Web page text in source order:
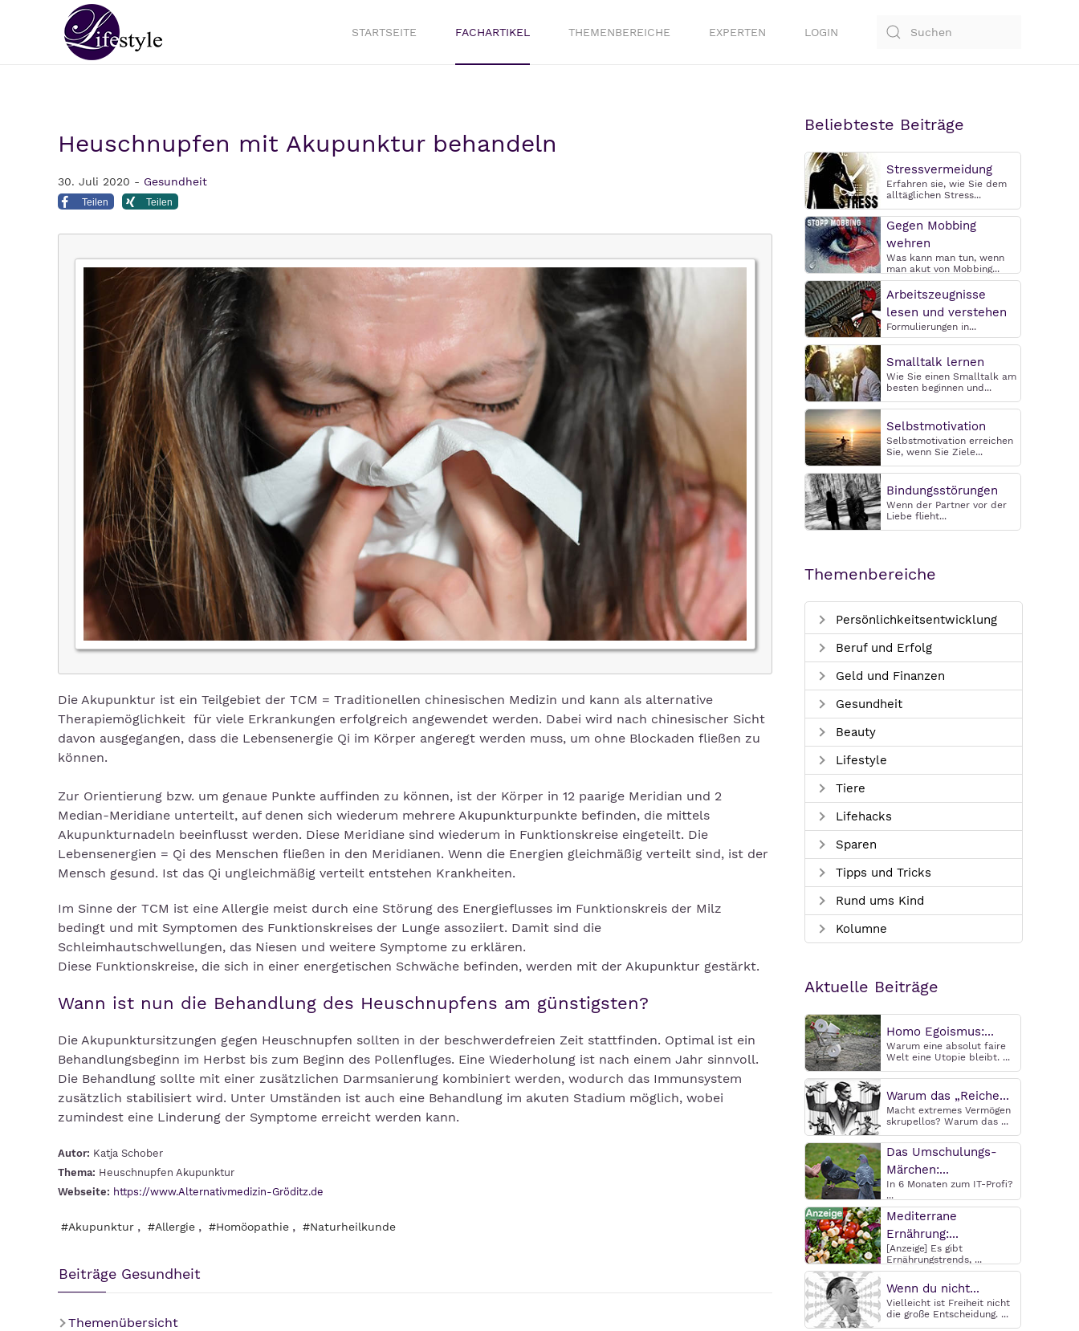
STARTSEITE FACHARTIKEL THEMENBEREICHE EXPERTEN LOGIN
Heuschnupfen mit Akupunktur behandeln
30. Juli 2020 - Gesundheit
Teilen Teilen
Die Akupunktur ist ein Teilgebiet der TCM = Traditionellen chinesischen Medizin und kann als alternative
Therapiemöglichkeit für viele Erkrankungen erfolgreich angewendet werden. Dabei wird nach chinesischer Sicht
davon ausgegangen, dass die Lebensenergie Qi im Körper angeregt werden muss, um ohne Blockaden fließen zu
können.
Zur Orientierung bzw. um genaue Punkte auffinden zu können, ist der Körper in 12 paarige Meridian und 2
Median-Meridiane unterteilt, auf denen sich wiederum mehrere Akupunkturpunkte befinden, die mittels
Akupunkturnadeln beeinflusst werden. Diese Meridiane sind wiederum in Funktionskreise eingeteilt. Die
Lebensenergien = Qi des Menschen fließen in den Meridianen. Wenn die Energien gleichmäßig verteilt sind, ist der
Mensch gesund. Ist das Qi ungleichmäßig verteilt entstehen Krankheiten.
Im Sinne der TCM ist eine Allergie meist durch eine Störung des Energieflusses im Funktionskreis der Milz
bedingt und mit Symptomen des Funktionskreises der Lunge assoziiert. Damit sind die
Schleimhautschwellungen, das Niesen und weitere Symptome zu erklären.
Diese Funktionskreise, die sich in einer energetischen Schwäche befinden, werden mit der Akupunktur gestärkt.
Wann ist nun die Behandlung des Heuschnupfens am günstigsten?
Die Akupunktursitzungen gegen Heuschnupfen sollten in der beschwerdefreien Zeit stattfinden. Optimal ist ein
Behandlungsbeginn im Herbst bis zum Beginn des Pollenfluges. Eine Wiederholung ist nach einem Jahr sinnvoll.
Die Behandlung sollte mit einer zusätzlichen Darmsanierung kombiniert werden, wodurch das Immunsystem
zusätzlich stabilisiert wird. Unter Umständen ist auch eine Behandlung im akuten Stadium möglich, wobei
zumindest eine Linderung der Symptome erreicht werden kann.
Autor: Katja Schober
Thema: Heuschnupfen Akupunktur
Webseite: https://www.Alternativmedizin-Gröditz.de
#Akupunktur , #Allergie , #Homöopathie , #Naturheilkunde
Beiträge Gesundheit
Themenübersicht
Beliebteste Beiträge
Stressvermeidung
Erfahren sie, wie Sie dem
alltäglichen Stress...
Gegen Mobbing
wehren
Was kann man tun, wenn
man akut von Mobbing...
Arbeitszeugnisse
lesen und verstehen
Formulierungen in...
Smalltalk lernen
Wie Sie einen Smalltalk am
besten beginnen und...
Selbstmotivation
Selbstmotivation erreichen
Sie, wenn Sie Ziele...
Bindungsstörungen
Wenn der Partner vor der
Liebe flieht...
Themenbereiche
Persönlichkeitsentwicklung
Beruf und Erfolg
Geld und Finanzen
Gesundheit
Beauty
Lifestyle
Tiere
Lifehacks
Sparen
Tipps und Tricks
Rund ums Kind
Kolumne
Aktuelle Beiträge
Homo Egoismus:...
Warum eine absolut faire
Welt eine Utopie bleibt. ...
Warum das „Reiche...
Macht extremes Vermögen
skrupellos? Warum das ...
Das Umschulungs-
Märchen:...
In 6 Monaten zum IT-Profi?
...
Mediterrane
Ernährung:...
[Anzeige] Es gibt
Ernährungstrends, ...
Wenn du nicht...
Vielleicht ist Freiheit nicht
die große Entscheidung. ...